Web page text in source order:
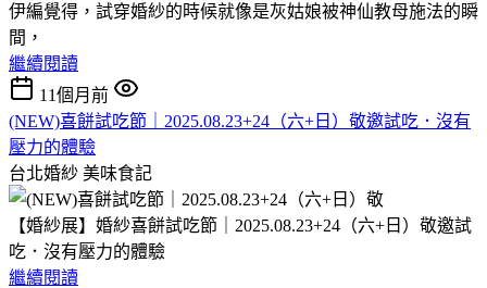
伊編覺得，試穿婚紗的時候就像是灰姑娘被神仙教母施法的瞬
間，
繼續閱讀
11個月前
(NEW)喜餅試吃節｜2025.08.23+24（六+日）敬邀試吃．沒有
壓力的體驗
台北婚紗 美味食記
【婚紗展】婚紗喜餅試吃節｜2025.08.23+24（六+日）敬邀試
吃．沒有壓力的體驗
繼續閱讀